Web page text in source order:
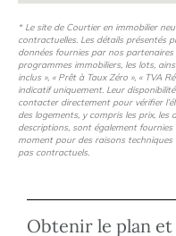
* Le site de Courtier en immobilier
contractuelles. Les détails présentés
données fournies par nos
programmes immobiliers, les lots,
inclus », « Prêt à Taux Zéro », « TVA
indicatif uniquement. Leur
contacter directement pour vérifier
des logements, y compris les prix, les
descriptions, sont également
moment pour des raisons
pas contractuels.
Obtenir le plan